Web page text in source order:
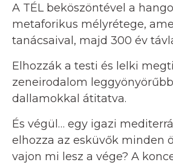
A TÉL beköszöntével a
metaforikus mélyrétege,
tanácsaival, majd 300 év
Elhozzák a testi és lelki
zeneirodalom
dallamokkal átitatva.
És végül… egy igazi
elhozza az esküvők minden
vajon mi lesz a vége? A